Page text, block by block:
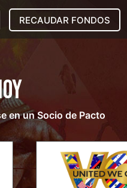
RECAUDAR FONDOS
en un Socio de Pacto